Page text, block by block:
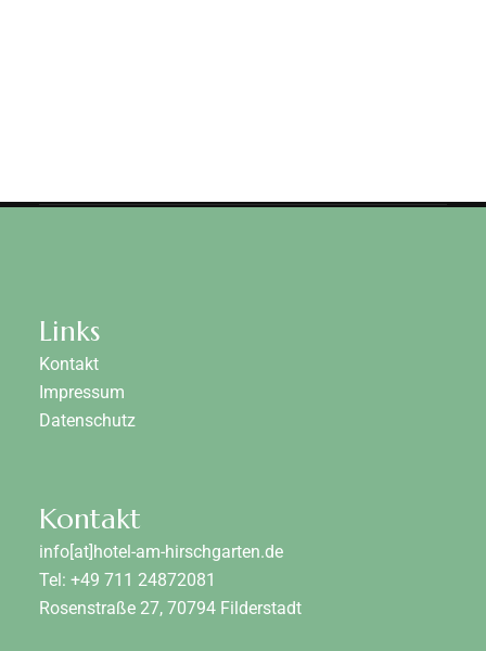
Links
Kontakt
Impressum
Datenschutz
Kontakt
info[at]hotel-am-hirschgarten.de
Tel: +49 711 24872081
Rosenstraße 27, 70794 Filderstadt